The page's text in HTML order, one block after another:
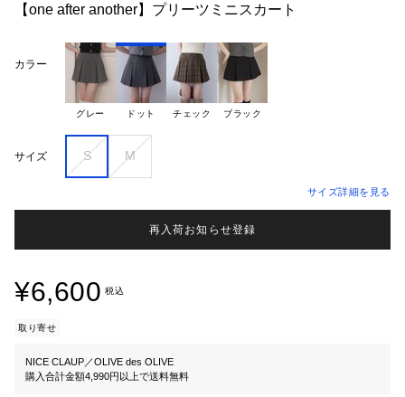
【one after another】プリーツミニスカート
カラー
グレー ドット チェック ブラック
サイズ S M
サイズ詳細を見る
再入荷お知らせ登録
¥6,600 税込
取り寄せ
NICE CLAUP／OLIVE des OLIVE
購入合計金額4,990円以上で送料無料